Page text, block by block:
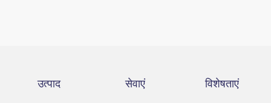
उत्पाद सेवाएं विशेषताएं